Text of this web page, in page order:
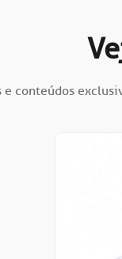
e conteúdos